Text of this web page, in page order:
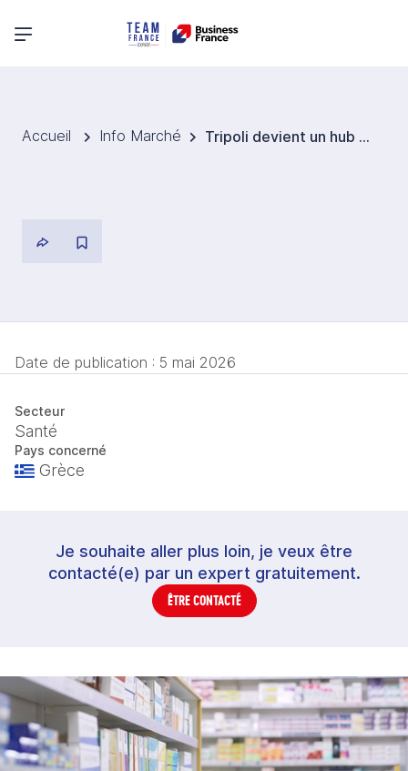
Menu principal
Accueil Info Marché Tripoli devient un hub pharmaceutique européen
Date de publication : 5 mai 2026
Secteur
Santé
Pays concerné
Grèce
Je souhaite aller plus loin, je veux être
contacté(e) par un expert gratuitement.
ÊTRE CONTACTÉ